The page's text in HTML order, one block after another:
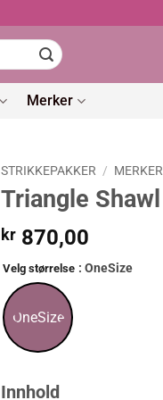
Merker
STRIKKEPAKKER / MERKER
Triangle Shawl
kr 870,00
Velg størrelse : OneSize
OneSize
Innhold